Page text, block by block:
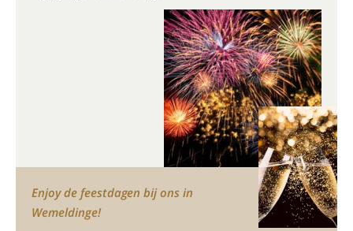
Enjoy de feestdagen bij ons in
Wemeldinge!